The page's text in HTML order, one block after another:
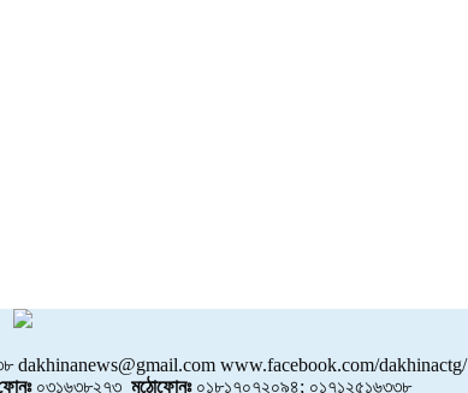
dakhinanews@gmail.com www.facebook.com/dakhinactg/
০৩১৬৩৮২৭৩ মুঠোফোনঃ০১৮১৭০৭২০৯৪; ০১৭১২৫১৬৩৩৮